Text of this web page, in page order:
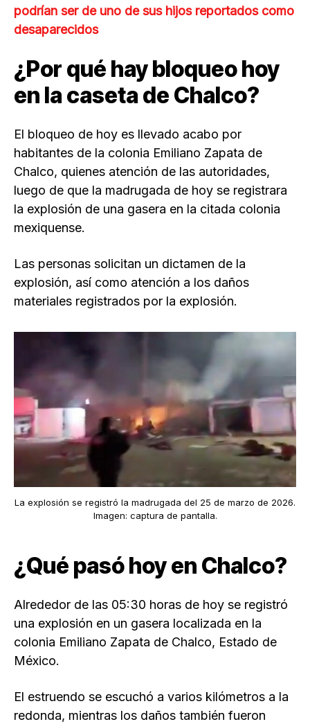
podrían ser de uno de sus hijos reportados como
desaparecidos
¿Por qué hay bloqueo hoy
en la caseta de Chalco?
El bloqueo de hoy es llevado acabo por
habitantes de la colonia Emiliano Zapata de
Chalco, quienes atención de las autoridades,
luego de que la madrugada de hoy se registrara
la explosión de una gasera en la citada colonia
mexiquense.
Las personas solicitan un dictamen de la
explosión, así como atención a los daños
materiales registrados por la explosión.
La explosión se registró la madrugada del 25 de marzo de 2026.
Imagen: captura de pantalla.
¿Qué pasó hoy en Chalco?
Alrededor de las 05:30 horas de hoy se registró
una explosión en un gasera localizada en la
colonia Emiliano Zapata de Chalco, Estado de
México.
El estruendo se escuchó a varios kilómetros a la
redonda, mientras los daños también fueron